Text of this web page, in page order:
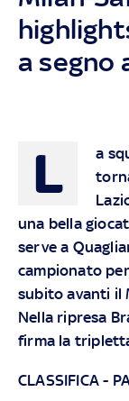
a segno
L
a
una bella
serve a
campionato
subito avanti il
Nella ripresa
firma la
CLASSIFICA -